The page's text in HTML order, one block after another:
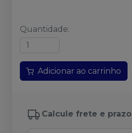
Quantidade:
Adicionar ao carrinho
Calcule frete e prazo